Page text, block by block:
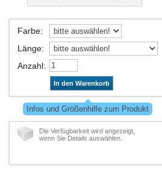
Farbe:
Länge:
Anzahl:
In den Warenkorb
Infos und Größenhilfe zum Produkt
Die Verfügbarkeit wird angezeigt,
wenn Sie Details auswählen.